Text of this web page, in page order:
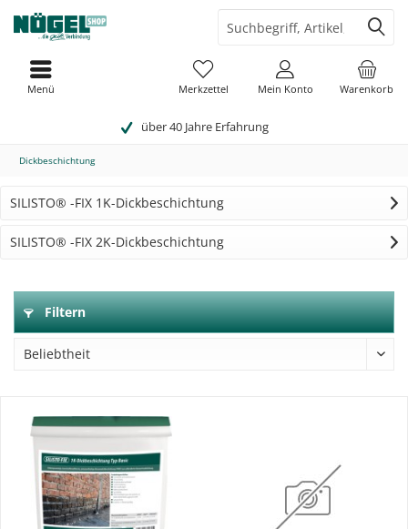
über 40 Jahre Erfahrung
Warenkorb
Merkzettel Mein Konto
Menü
Dickbeschichtung
SILISTO® -FIX 1K-Dickbeschichtung
SILISTO® -FIX 2K-Dickbeschichtung
Filtern